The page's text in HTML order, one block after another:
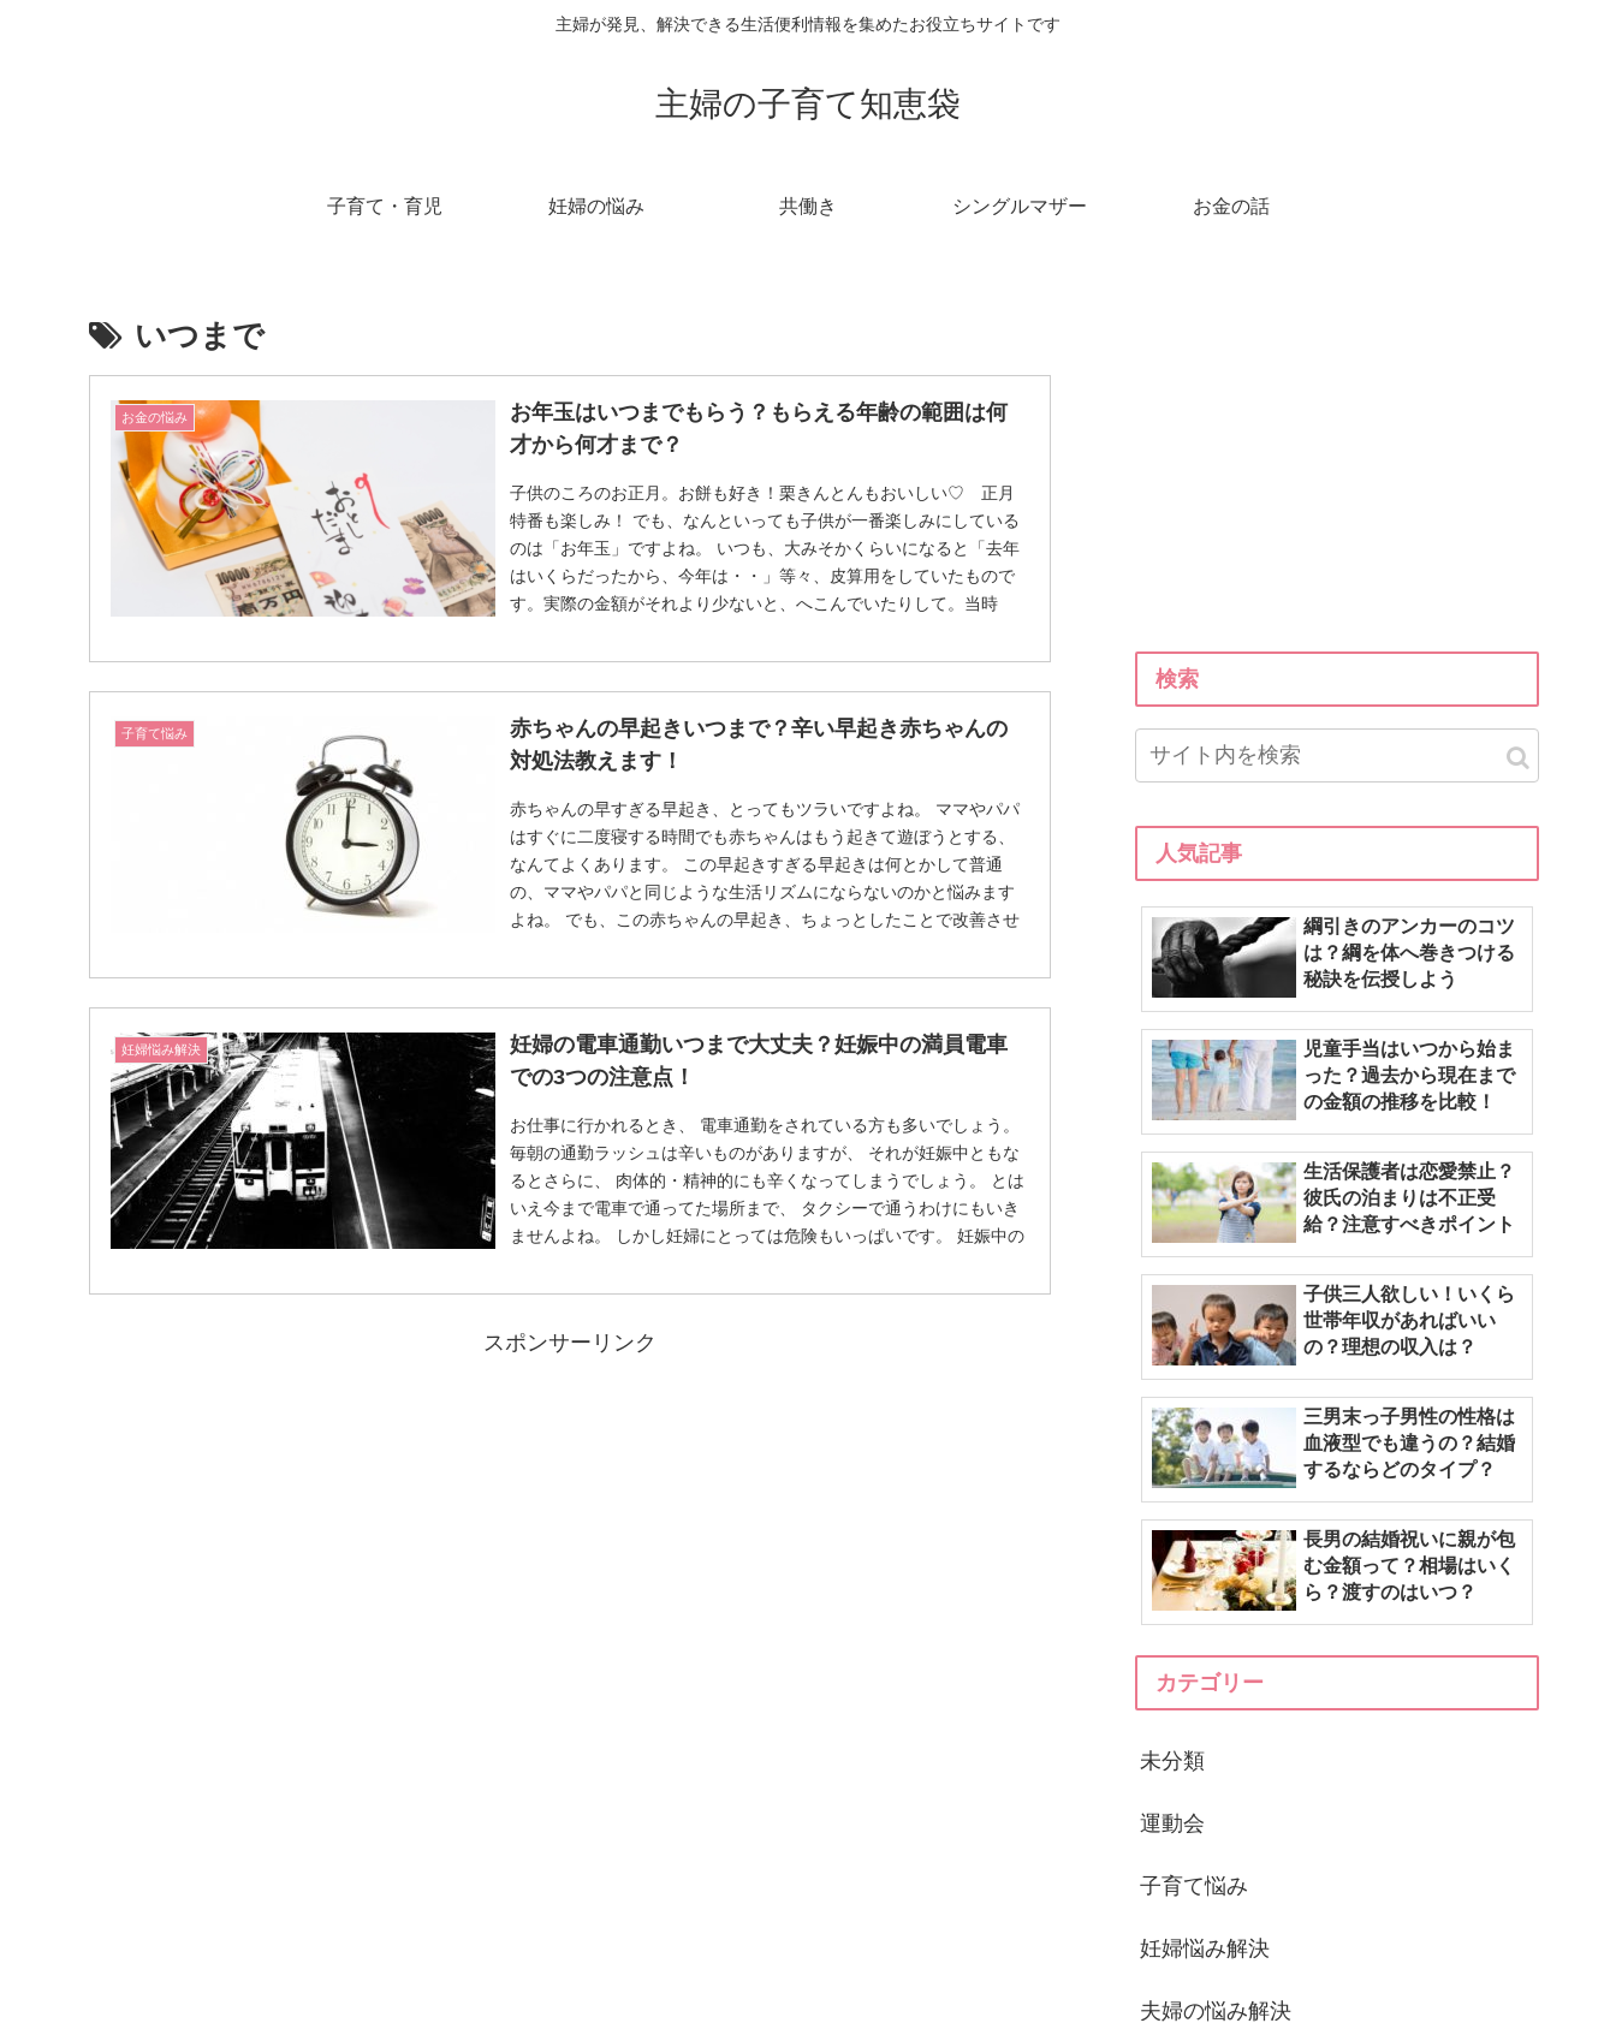
主婦が発見、解決できる生活便利情報を集めたお役立ちサイトです
主婦の子育て知恵袋
子育て・育児 妊婦の悩み 共働き シングルマザー お金の話
いつまで
お金の悩み
お年玉はいつまでもらう？もらえる年齢の範囲は何
才から何才まで？
子供のころのお正月。お餅も好き！栗きんとんもおいしい♡ 正月
特番も楽しみ！ でも、なんといっても子供が一番楽しみにしている
のは「お年玉」ですよね。 いつも、大みそかくらいになると「去年
はいくらだったから、今年は・・」等々、皮算用をしていたもので
す。実際の金額がそれより少ないと、へこんでいたりして。当時
そうそう嬉しいとばかりも言っていられません。 親戚の子に赤ちゃ
今年高校生になったけれどまだ頂いていていいのかしら？ ここで
は、そんなお年玉をもらう年齢にまつわる疑問について調べてみま
した。
子育て悩み
赤ちゃんの早起きいつまで？辛い早起き赤ちゃんの
対処法教えます！
赤ちゃんの早すぎる早起き、とってもツラいですよね。 ママやパパ
はすぐに二度寝する時間でも赤ちゃんはもう起きて遊ぼうとする、
なんてよくあります。 この早起きすぎる早起きは何とかして普通
の、ママやパパと同じような生活リズムにならないのかと悩みます
よね。 でも、この赤ちゃんの早起き、ちょっとしたことで改善させ
紹介していきます！ 赤ちゃんが早すぎる早起きの原因とその対処法
妊婦悩み解決
妊婦の電車通勤いつまで大丈夫？妊娠中の満員電車
での3つの注意点！
お仕事に行かれるとき、 電車通勤をされている方も多いでしょう。
毎朝の通勤ラッシュは辛いものがありますが、 それが妊娠中ともな
るとさらに、 肉体的・精神的にも辛くなってしまうでしょう。 とは
いえ今まで電車で通ってた場所まで、 タクシーで通うわけにもいき
ませんよね。 しかし妊婦にとっては危険もいっぱいです。 妊娠中の
を調べてみました。
スポンサーリンク
検索
人気記事
綱引きのアンカーのコツ
は？綱を体へ巻きつける
秘訣を伝授しよう
児童手当はいつから始ま
った？過去から現在まで
の金額の推移を比較！
生活保護者は恋愛禁止？
彼氏の泊まりは不正受
給？注意すべきポイント
子供三人欲しい！いくら
世帯年収があればいい
の？理想の収入は？
三男末っ子男性の性格は
血液型でも違うの？結婚
するならどのタイプ？
長男の結婚祝いに親が包
む金額って？相場はいく
ら？渡すのはいつ？
カテゴリー
未分類
運動会
子育て悩み
妊婦悩み解決
夫婦の悩み解決